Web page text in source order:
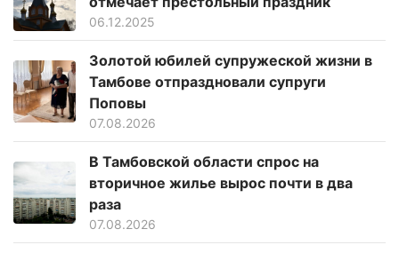
06.12.2025
Золотой юбилей супружеской жизни в
Тамбове отпраздновали супруги
Поповы
07.08.2026
В Тамбовской области спрос на
вторичное жилье вырос почти в два
раза
07.08.2026